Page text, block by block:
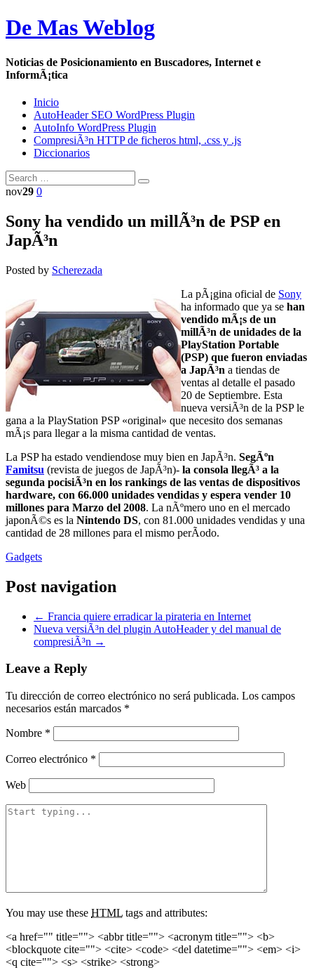
De Mas Weblog
Noticias de Posicionamiento en Buscadores, Internet e
InformÃ¡tica
Inicio
AutoHeader SEO WordPress Plugin
AutoInfo WordPress Plugin
CompresiÃ³n HTTP de ficheros html, .css y .js
Diccionarios
nov29 0
Sony ha vendido un millÃ³n de PSP en
JapÃ³n
Posted by Scherezada
La pÃ¡gina oficial de Sony
ha informado que ya se han
vendido mÃ¡s de un
millÃ³n de unidades de la
PlayStation Portable
(PSP) que fueron enviadas
a JapÃ³n a tiendas de
ventas al detalle el pasado
20 de Septiembre. Esta
nueva versiÃ³n de la PSP le
gana a la PlayStation PSP «original» que necesito dos semanas
mÃ¡s para llegar a la misma cantidad de ventas.
La PSP ha estado vendiendose muy bien en JapÃ³n. SegÃºn
Famitsu (revista de juegos de JapÃ³n)- la consola llegÃ³ a la
segunda pocisiÃ³n en los rankings de las ventas de dispositivos
hardware, con 66.000 unidades vendidas y espera vender 10
millones para Marzo del 2008. La nÃºmero uno en el mercado
japonÃ©s es la Nintendo DS, con 81.000 unidades vendidas y una
cantidad de 28 millones para el mismo perÃ­odo.
Gadgets
Post navigation
← Francia quiere erradicar la pirateria en Internet
Nueva versiÃ³n del plugin AutoHeader y del manual de
compresiÃ³n →
Leave a Reply
Tu dirección de correo electrónico no será publicada. Los campos
necesarios están marcados *
Nombre *
Correo electrónico *
Web
You may use these HTML tags and attributes:
<a href="" title=""> <abbr title=""> <acronym title=""> <b>
<blockquote cite=""> <cite> <code> <del datetime=""> <em> <i>
<q cite=""> <s> <strike> <strong>